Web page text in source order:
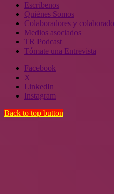
Escríbenos
Quiénes Somos
Colaboradores y
Medios asociados
TR Podcast
Tómate una Entrevista
Facebook
X
LinkedIn
Instagram
Back to top button